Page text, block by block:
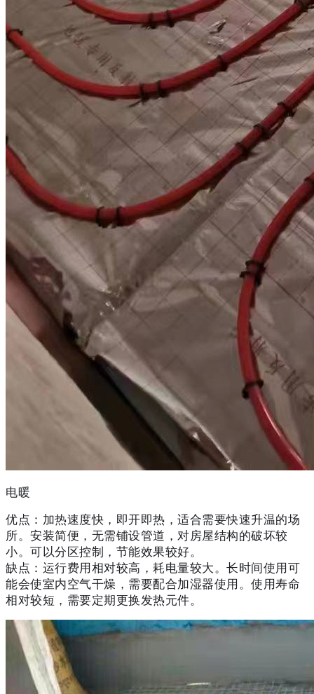
电暖
优点：加热速度快，即开即热，适合需要快速升温的场
所。安装简便，无需铺设管道，对房屋结构的破坏较
小。可以分区控制，节能效果较好。
缺点：运行费用相对较高，耗电量较大。长时间使用可
能会使室内空气干燥，需要配合加湿器使用。使用寿命
相对较短，需要定期更换发热元件。